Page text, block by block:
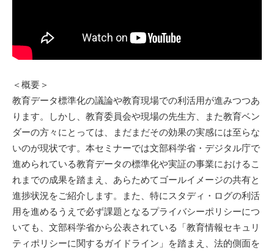
＜概要＞
教育データ標準化の議論や教育現場での利活用が進みつつあ
ります。しかし、教育委員会や現場の先生方、また教育ベン
ダーの方々にとっては、まだまだその効果の実感には至らな
いのが現状です。本セミナーでは文部科学省・デジタル庁で
進められている教育データの標準化や実証の事業におけるこ
れまでの成果を踏まえ、あらためてゴールイメージの共有と
進捗状況をご紹介します。また、特にスタディ・ログの利活
用を進めるうえで必ず課題となるプライバシーポリシーにつ
いても、文部科学省から公表されている「教育情報セキュリ
ティポリシーに関するガイドライン」を踏まえ、法的側面を